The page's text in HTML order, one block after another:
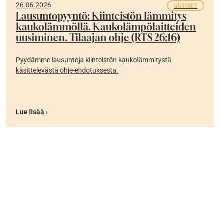
26.06.2026 UUTISET
Lausuntopyyntö: Kiinteistön lämmitys
kaukolämmöllä. Kaukolämpölaitteiden
uusiminen. Tilaajan ohje (RTS 26:16)
Pyydämme lausuntoja kiinteistön kaukolämmitystä
käsittelevästä ohje-ehdotuksesta.
Lue lisää ›